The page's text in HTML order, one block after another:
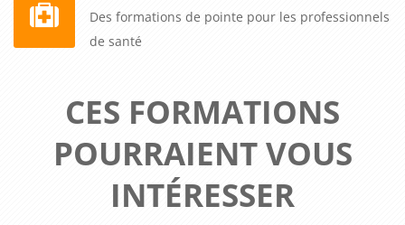
Des formations de pointe pour les professionnels
de santé
CES FORMATIONS
POURRAIENT VOUS
INTÉRESSER